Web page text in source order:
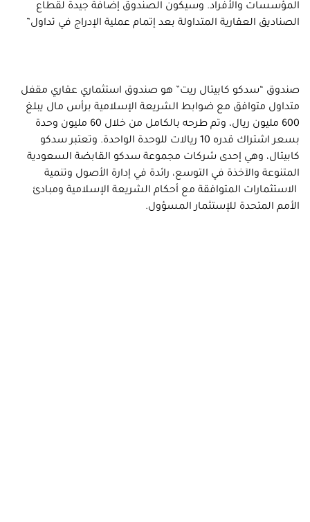
المؤسسات والأفراد. وسيكون الصندوق إضافة جيدة لقطاع
الصناديق العقارية المتداولة بعد إتمام عملية الإدراج في تداول”
صندوق “سدكو كابيتال ريت” هو صندوق استثماري عقاري مقفل
متداول متوافق مع ضوابط الشريعة الإسلامية برأس مال يبلغ
600 مليون ريال، وتم طرحه بالكامل من خلال 60 مليون وحدة
بسعر اشتراك قدره 10 ريالات للوحدة الواحدة. وتعتبر سدكو
كابيتال، وهي إحدى شركات مجموعة سدكو القابضة السعودية
المتنوعة والآخذة في التوسع، رائدة في إدارة الأصول وتنمية
الاستثمارات المتوافقة مع أحكام الشريعة الإسلامية ومبادئ
الأمم المتحدة للإستثمار المسؤول.